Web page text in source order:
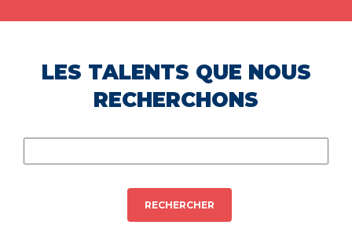
LES TALENTS QUE NOUS
RECHERCHONS
RECHERCHER